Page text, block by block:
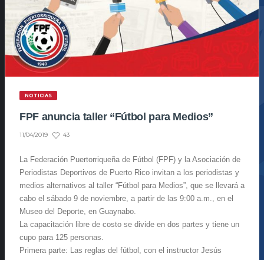
NOTICIAS
FPF anuncia taller “Fútbol para Medios”
11/04/2019 43
La Federación Puertorriqueña de Fútbol (FPF) y la Asociación de
Periodistas Deportivos de Puerto Rico invitan a los periodistas y
medios alternativos al taller “Fútbol para Medios”, que se llevará a
cabo ‪el sábado 9 de noviembre, a partir de las 9:00 a.m.‬, en el
Museo del Deporte, en Guaynabo.‬
La capacitación libre de costo se divide en dos partes y tiene un
cupo para 125 personas.
Primera parte: Las reglas del fútbol, con el instructor Jesús